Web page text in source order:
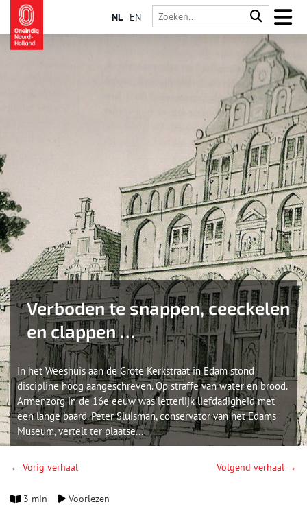
NL EN
Verboden te snappen, ceeckelen
en clappen …
In het Weeshuis aan de Grote Kerkstraat in Edam stond
discipline hoog aangeschreven. Op straffe van water en brood.
Armenzorg in de 16e eeuw was letterlijk liefdadigheid met
een lange baard. Peter Sluisman, conservator van het Edams
Museum, vertelt ter plaatse...
← Vorig verhaal Volgend verhaal →
3 min Voorlezen